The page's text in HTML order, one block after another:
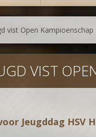
vist Open Kampioenschap
VIST
Jeugddag HSV